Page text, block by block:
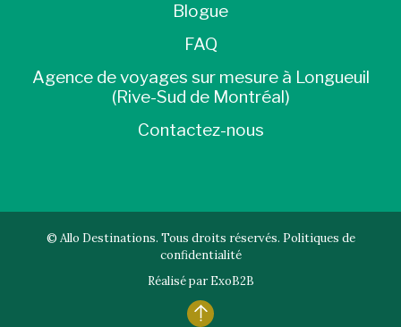
Blogue
FAQ
Agence de voyages sur mesure à Longueuil
(Rive-Sud de Montréal)
Contactez-nous
© Allo Destinations. Tous droits réservés. Politiques de
confidentialité
Réalisé parExoB2B